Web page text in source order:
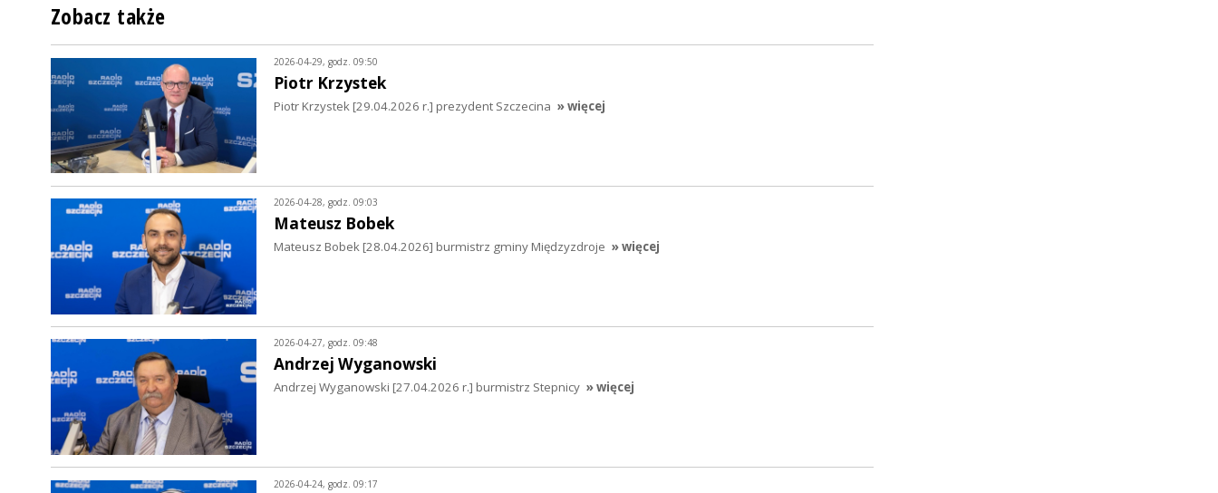
Zobacz także
2026-04-29, godz. 09:50
Piotr Krzystek
Piotr Krzystek [29.04.2026 r.] prezydent Szczecina » więcej
2026-04-28, godz. 09:03
Mateusz Bobek
Mateusz Bobek [28.04.2026] burmistrz gminy Międzyzdroje » więcej
2026-04-27, godz. 09:48
Andrzej Wyganowski
Andrzej Wyganowski [27.04.2026 r.] burmistrz Stepnicy » więcej
2026-04-24, godz. 09:17